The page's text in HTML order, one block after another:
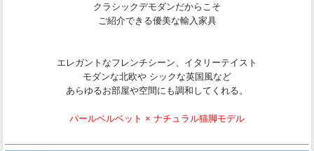
クラシックデモダンだからこそ
ご紹介できる優美な輸入家具
エレガントなフレンチシーン、イタリーテイスト
モダンな北欧や シックな英国風など
あらゆるお部屋や空間にも調和してくれる。
パールベルベット × ナチュラル猫脚モデル